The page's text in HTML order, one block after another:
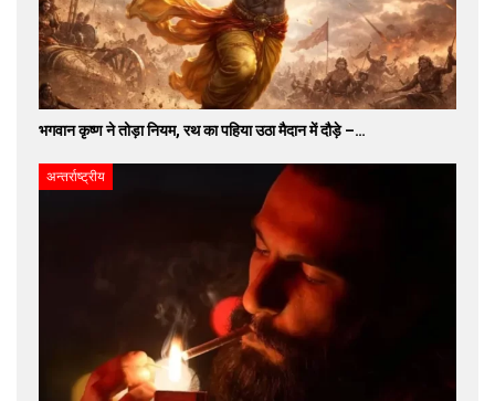
भगवान कृष्ण ने तोड़ा नियम, रथ का पहिया उठा मैदान में दौड़े –…
अन्तर्राष्ट्रीय